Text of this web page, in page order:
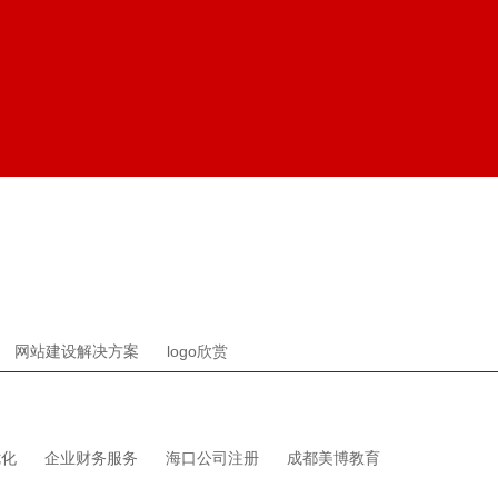
网站建设解决方案 logo欣赏
企业财务服务 海口公司注册 成都美博教育